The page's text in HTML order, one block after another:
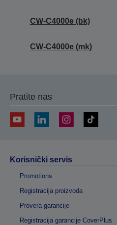
CW-C4000e (bk)
CW-C4000e (mk)
Pratite nas
Korisnički servis
Promotions
Registracija proizvoda
Provera garancije
Registracija garancije CoverPlus